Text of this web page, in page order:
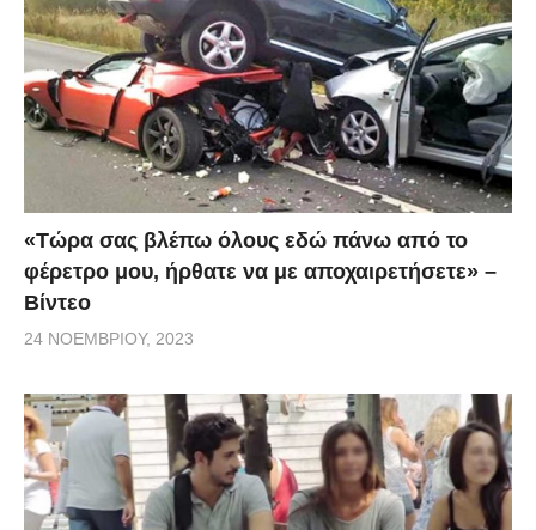
«Τώρα σας βλέπω όλους εδώ πάνω από το
φέρετρο μου, ήρθατε να με αποχαιρετήσετε» –
Βίντεο
24 ΝΟΕΜΒΡΊΟΥ, 2023